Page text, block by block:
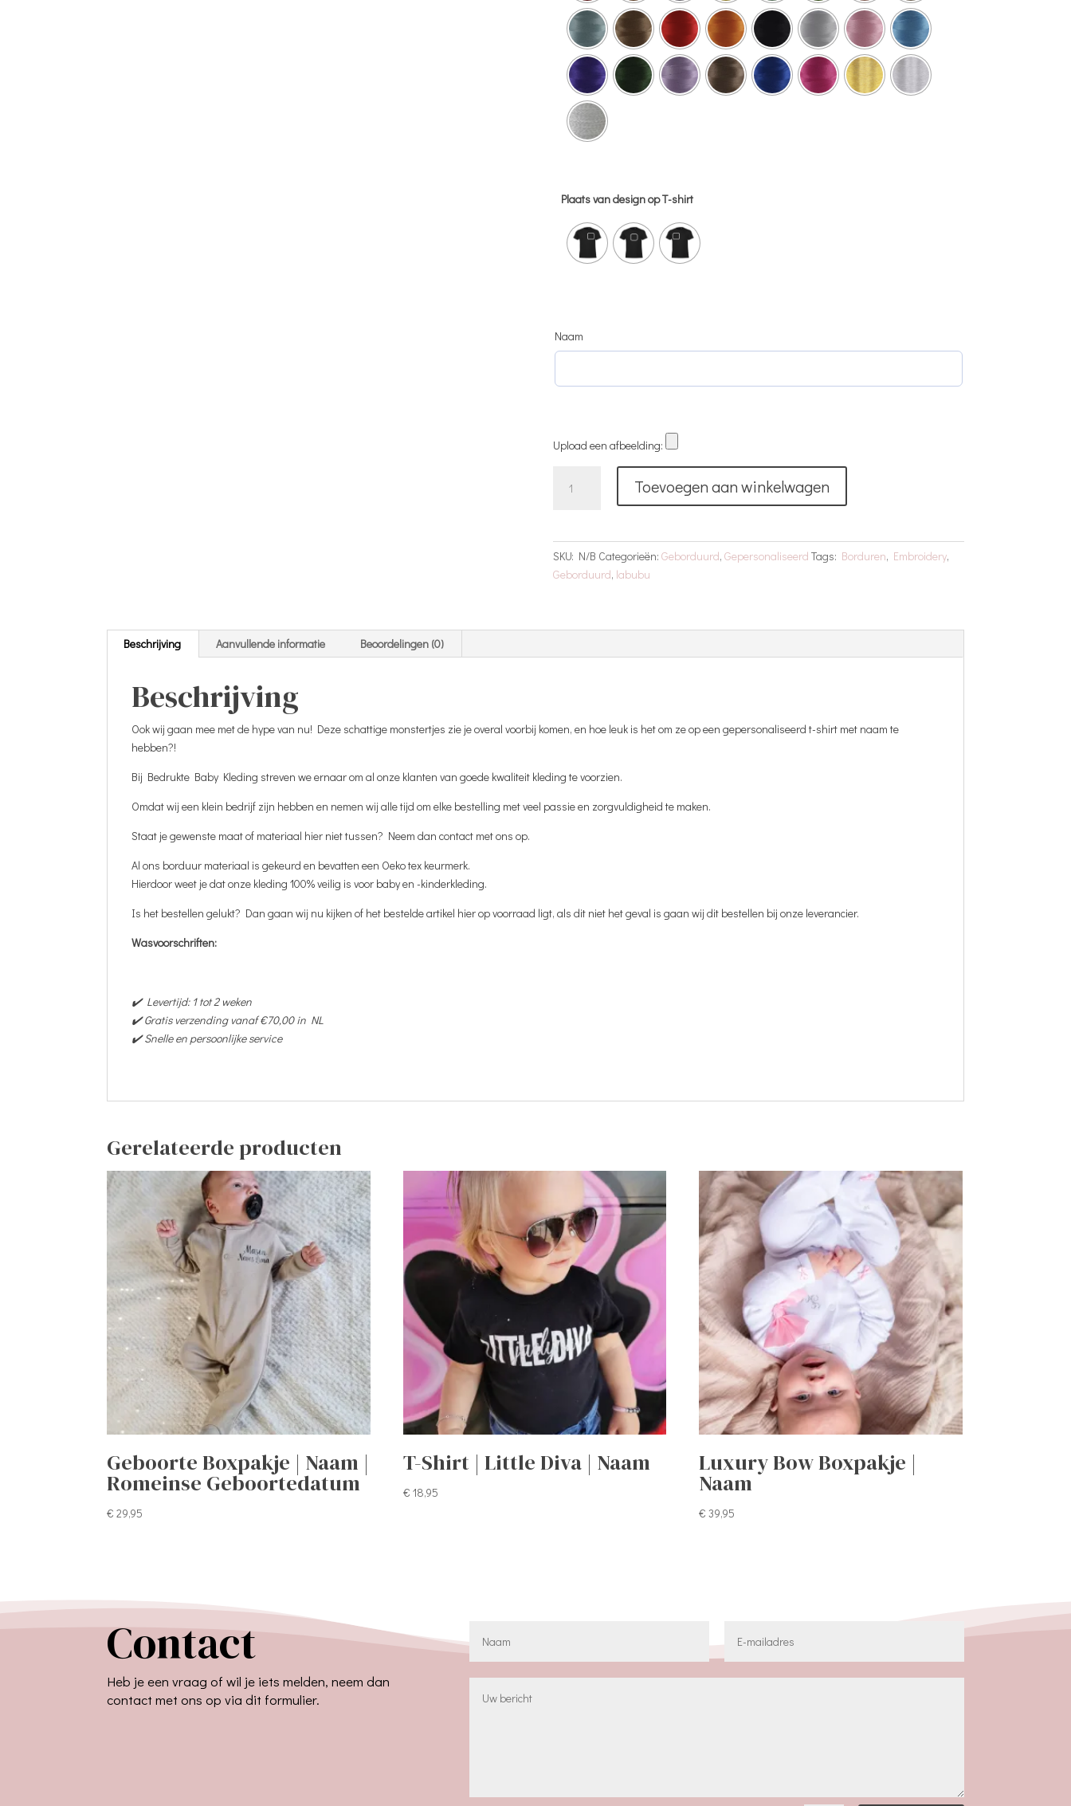
Plaats van design op T-shirt
Naam
Upload een afbeelding:
Shirt
aantal
Toevoegen aan winkelwagen
SKU: N/B Categorieën: Geborduurd, Gepersonaliseerd Tags: Borduren, Embroidery,
Geborduurd, labubu
Beschrijving Aanvullende informatie Beoordelingen (0)
Beschrijving
Ook wij gaan mee met de hype van nu! Deze schattige monstertjes zie je overal voorbij komen, en hoe leuk is het om ze op een gepersonaliseerd t-shirt met naam te
hebben?!
Bij Bedrukte Baby Kleding streven we ernaar om al onze klanten van goede kwaliteit kleding te voorzien.
Omdat wij een klein bedrijf zijn hebben en nemen wij alle tijd om elke bestelling met veel passie en zorgvuldigheid te maken.
Staat je gewenste maat of materiaal hier niet tussen? Neem dan contact met ons op.
Al ons borduur materiaal is gekeurd en bevatten een Oeko tex keurmerk.
Hierdoor weet je dat onze kleding 100% veilig is voor baby en -kinderkleding.
Is het bestellen gelukt? Dan gaan wij nu kijken of het bestelde artikel hier op voorraad ligt, als dit niet het geval is gaan wij dit bestellen bij onze leverancier.
Wasvoorschriften:
✔️ Levertijd: 1 tot 2 weken
✔️ Gratis verzending vanaf €70,00 in NL
✔️ Snelle en persoonlijke service
Gerelateerde producten
Geboorte Boxpakje | Naam |
Romeinse Geboortedatum
€ 29,95
T-Shirt | Little Diva | Naam
€ 18,95
Luxury Bow Boxpakje |
Naam
€ 39,95
Contact
Heb je een vraag of wil je iets melden, neem dan
contact met ons op via dit formulier.